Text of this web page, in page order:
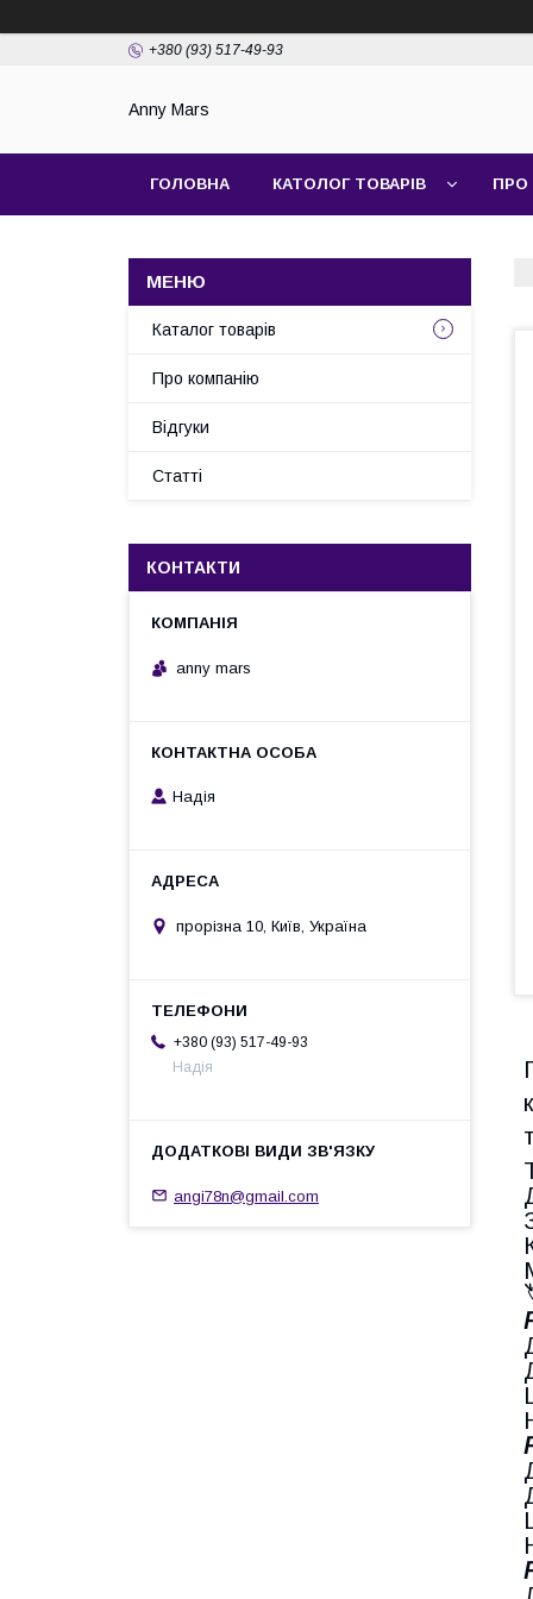
+380 (93) 517-49-93
Anny Mars
ГОЛОВНА КАТОЛОГ ТОВАРІВ ПРО
Каталог товарів
Про компанію
Відгуки
Статті
КОНТАКТИ
anny mars
Надія
прорізна 10, Київ, Україна
+380 (93) 517-49-93
Надія
angi78n@gmail.com